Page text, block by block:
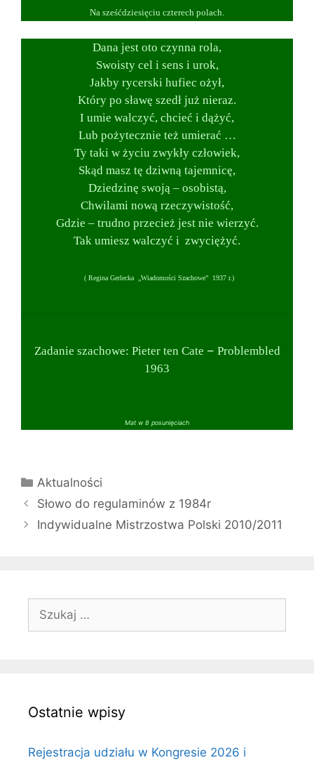
Na sześćdziesięciu czterech polach.
Dana jest oto czynna rola,
Swoisty cel i sens i urok,
Jakby rycerski hufiec ożył,
Który po sławę szedł już nieraz.
I umie walczyć, chcieć i dążyć,
Lub pożytecznie też umierać …
Ty taki w życiu zwykły człowiek,
Skąd masz tę dziwną tajemnicę,
Dziedzinę swoją – osobistą,
Chwilami nową rzeczywistość,
Gdzie – trudno przecież jest nie wierzyć.
Tak umiesz walczyć i zwyciężyć.
( Regina Gerlecka „Wiadomości Szachowe” 1937 r.)
Zadanie szachowe: Pieter ten Cate – Problembled
1963
Mat w 8 posunięciach
Kategorie
Aktualności
Słowo do regulaminów z 1984r
Indywidualne Mistrzostwa Polski 2010/2011
Ostatnie wpisy
Rejestracja udziału w Kongresie 2026 i